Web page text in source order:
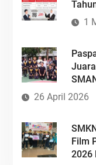
1
26 April 2026
Film
2026